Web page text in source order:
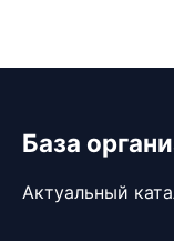
База
Актуальный